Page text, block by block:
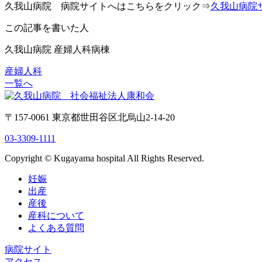
久我山病院 病院サイトへはこちらをクリック⇒久我山病院
この記事を書いた人
久我山病院 産婦人科病棟
産婦人科
一覧へ
〒157-0061 東京都世田谷区北烏山2-14-20
03-3309-1111
Copyright © Kugayama hospital All Rights Reserved.
妊娠
出産
産後
産科について
よくある質問
病院サイト